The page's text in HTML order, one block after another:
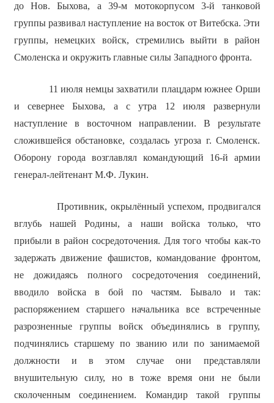
до Нов. Быхова, а 39-м мотокорпусом 3-й танковой
группы развивал наступление на восток от Витебска. Эти
группы, немецких войск, стремились выйти в район
Смоленска и окружить главные силы Западного фронта.
11 июля немцы захватили плацдарм южнее Орши
и севернее Быхова, а с утра 12 июля развернули
наступление в восточном направлении. В результате
сложившейся обстановке, создалась угроза г. Смоленск.
Оборону города возглавлял командующий 16-й армии
генерал-лейтенант М.Ф. Лукин.
Противник, окрылённый успехом, продвигался
вглубь нашей Родины, а наши войска только, что
прибыли в район сосредоточения. Для того чтобы как-то
задержать движение фашистов, командование фронтом,
не дожидаясь полного сосредоточения соединений,
вводило войска в бой по частям. Бывало и так:
распоряжением старшего начальника все встреченные
разрозненные группы войск объединялись в группу,
подчинялись старшему по званию или по занимаемой
должности и в этом случае они представляли
внушительную силу, но в тоже время они не были
сколоченным соединением. Командир такой группы